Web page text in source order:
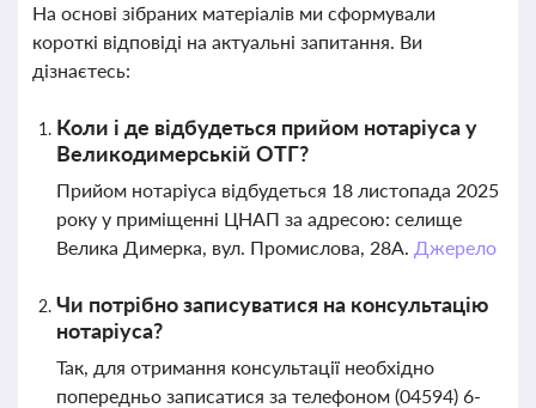
На основі зібраних матеріалів ми сформували
короткі відповіді на актуальні запитання. Ви
дізнаєтесь:
Коли і де відбудеться прийом нотаріуса у
Великодимерській ОТГ?
Прийом нотаріуса відбудеться 18 листопада 2025
року у приміщенні ЦНАП за адресою: селище
Велика Димерка, вул. Промислова, 28А. Джерело
Чи потрібно записуватися на консультацію
нотаріуса?
Так, для отримання консультації необхідно
попередньо записатися за телефоном (04594) 6-